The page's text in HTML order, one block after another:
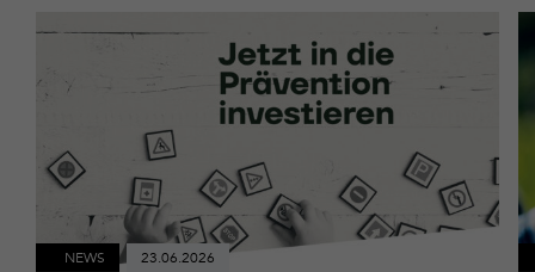
NEWS 23.06.2026